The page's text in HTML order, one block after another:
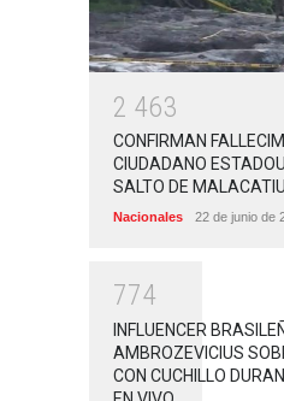
2 463
CONFIRMAN
CIUDADANO
SALTO DE
Nacionales 22 de junio de
774
INFLUENCER
AMBROZEVICIUS
CON CUCHILLO